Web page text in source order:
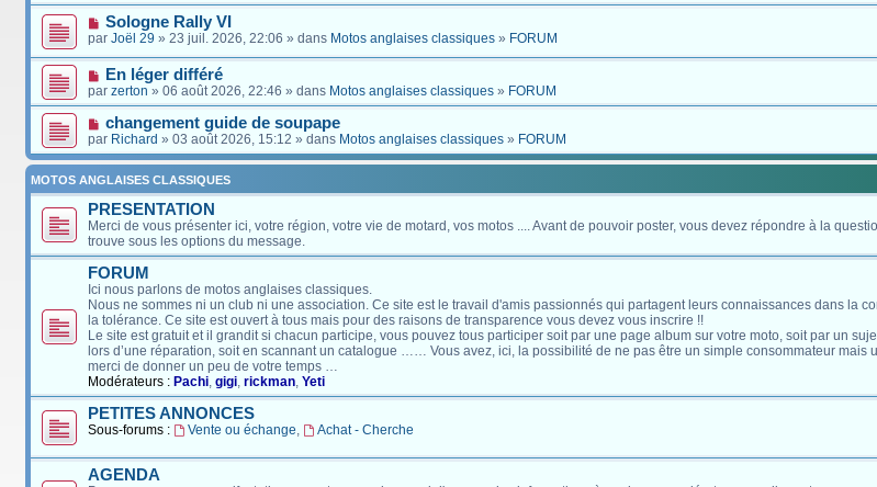
Sologne Rally VI
par Joël 29 » 23 juil. 2026, 22:06 » dans Motos anglaises classiques » FORUM
En léger différé
par zerton » 06 août 2026, 22:46 » dans Motos anglaises classiques » FORUM
changement guide de soupape
par Richard » 03 août 2026, 15:12 » dans Motos anglaises classiques » FORUM
MOTOS ANGLAISES CLASSIQUES
PRESENTATION
Merci de vous présenter ici, votre région, votre vie de motard, vos motos .... Avant de pouvoir poster, vous devez répondre à la
trouve sous les options du message.
FORUM
Ici nous parlons de motos anglaises classiques.
Nous ne sommes ni un club ni une association. Ce site est le travail d'amis passionnés qui partagent leurs connaissances dans la
la tolérance. Ce site est ouvert à tous mais pour des raisons de transparence vous devez vous inscrire !!
Le site est gratuit et il grandit si chacun participe, vous pouvez tous participer soit par une page album sur votre moto, soit par un
lors d’une réparation, soit en scannant un catalogue …… Vous avez, ici, la possibilité de ne pas être un simple consommateur mais
merci de donner un peu de votre temps …
Modérateurs : Pachi, gigi, rickman, Yeti
PETITES ANNONCES
Sous-forums : Vente ou échange, Achat - Cherche
AGENDA